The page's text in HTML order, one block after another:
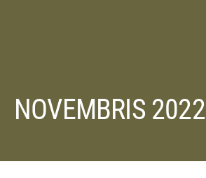
NOVEMBRIS 2022